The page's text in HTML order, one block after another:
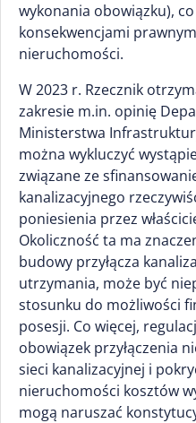
wykonania obowiązku),
konsekwencjami
nieruchomości.
W 2023 r. Rzecznik
zakresie m.in. opinię
Ministerstwa
można wykluczyć
związane ze
kanalizacyjnego
poniesienia przez
Okoliczność ta ma
budowy przyłącza
utrzymania, może być
stosunku do możliwości
posesji. Co więcej,
obowiązek przyłączenia
sieci kanalizacyjnej i
nieruchomości kosztów
mogą naruszać